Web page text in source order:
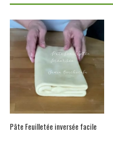
Pâte Feuilletée inversée facile